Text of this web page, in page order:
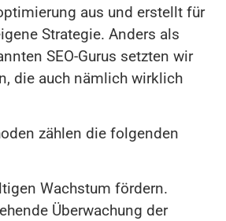
aus und erstellt für
Strategie. Anders als
SEO-Gurus setzten wir
die auch nämlich wirklich
zählen die folgenden
Wachstum fördern.
Überwachung der